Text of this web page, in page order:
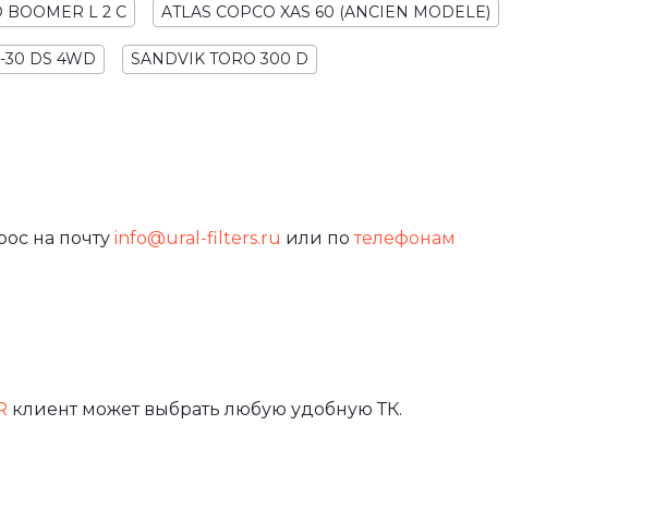
BOOMER L 2 C ATLAS COPCO XAS 60 (ANCIEN MODELE)
30 DS 4WD SANDVIK TORO 300 D
на почту info@ural-filters.ru или потелефонам
клиент может выбрать любую удобную ТК.